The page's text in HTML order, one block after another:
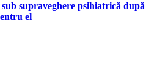
supraveghere psihiatrică după
el